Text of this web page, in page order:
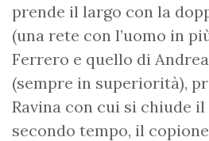
prende il largo con la
(una rete con l’uomo in
Ferrero e quello di
(sempre in superiorità),
Ravina con cui si chiude il
secondo tempo, il